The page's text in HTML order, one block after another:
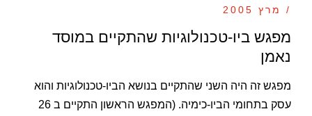
/ מרץ 2005
מפגש ביו-טכנולוגיות שהתקיים במוסד
נאמן
מפגש זה היה השני שהתקיים בנושא הביו-טכנולוגיות והוא
עסק בתחומי הביו-כימיה. (המפגש הראשון התקיים ב 26